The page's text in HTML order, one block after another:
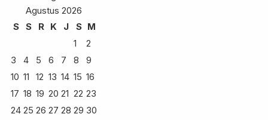
Agustus 2026
S
S R K J S M
1
2
3
4 5 6 7 8
9
10 11 12 13 14 15 16
17 18 19 20 21 22 23
24 25 26 27 28 29 30